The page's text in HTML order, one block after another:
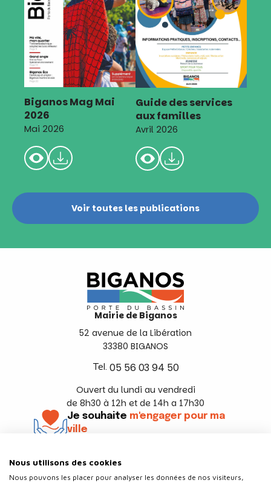
Biganos Mag Mai
2026
Mai 2026
Guide des services
aux familles
Avril 2026
Voir toutes les publications
Mairie de Biganos
52 avenue de la Libération
33380 BIGANOS
Tel. 05 56 03 94 50
Ouvert du lundi au vendredi
de 8h30 à 12h et de 14h a 17h30
Je souhaite m'engager pour ma
ville
Nous utilisons des cookies
Nous pouvons les placer pour analyser les données de nos visiteurs,